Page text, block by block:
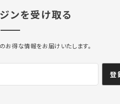
ンを受け取る
お得な情報をお届けいたします。
登